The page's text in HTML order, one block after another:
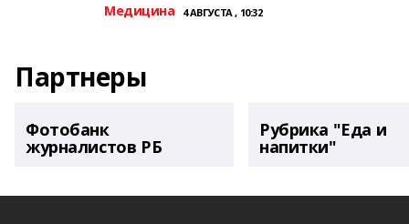
Медицина 4 АВГУСТА , 10:32
Партнеры
Фотобанк
журналистов РБ
Рубрика "Еда и
напитки"